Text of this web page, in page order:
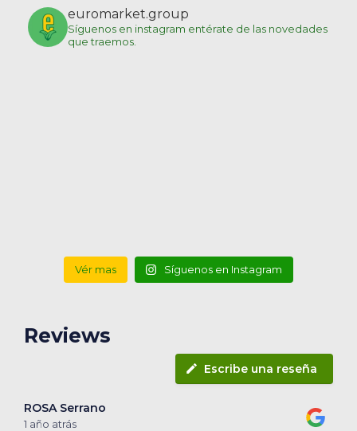
euromarket.group
Síguenos en instagram entérate de las novedades
que traemos.
Vér mas Síguenos en Instagram
Reviews
Escribe una reseña
ROSA Serrano
1 año atrás